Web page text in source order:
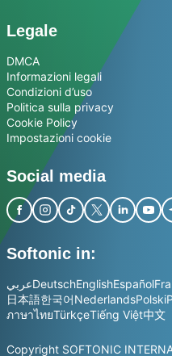
Legale
DMCA
Informazioni legali
Condizioni d’uso
Politica sulla privacy
Cookie Policy
Impostazioni cookie
Social media
Softonic in:
عربيDeutschEnglishEspañol
日本語한국어NederlandsPolski
ภาษาไทยTürkçeTiếng Việt中文
Copyright SOFTONIC